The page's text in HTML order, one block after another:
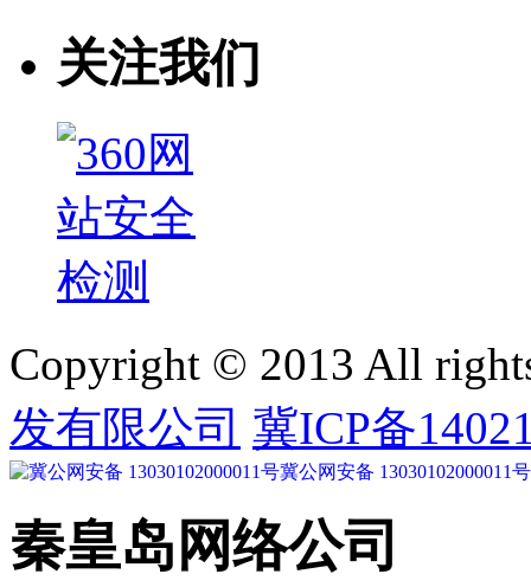
关注我们
Copyright © 2013 All
发有限公司 冀ICP备
冀公网安备 13030102000011号
秦皇岛网络公司